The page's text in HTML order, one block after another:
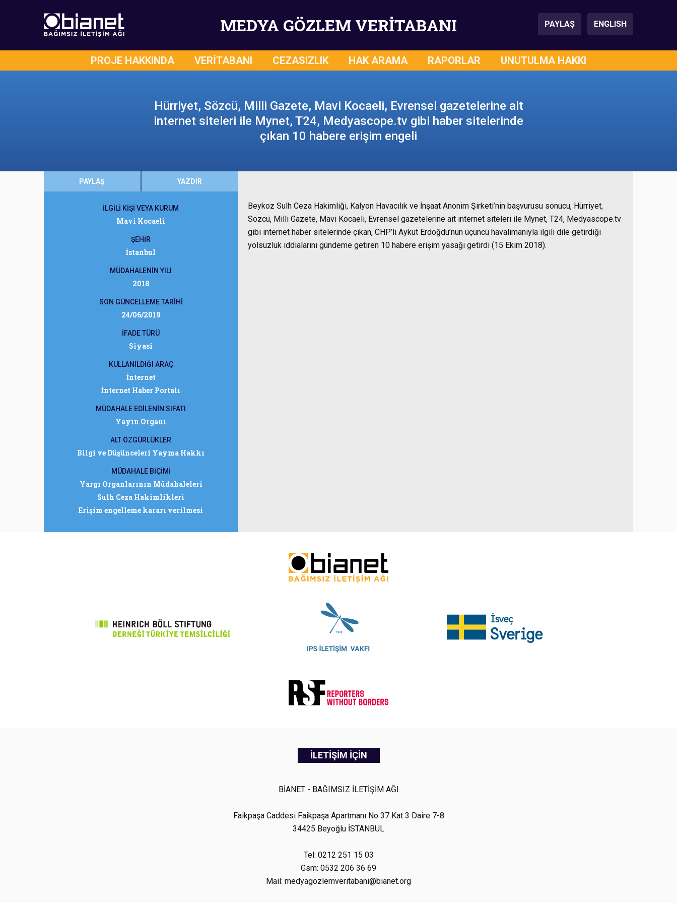
MEDYA GÖZLEM VERİTABANI PAYLAŞ ENGLISH
PROJE HAKKINDA VERİTABANI CEZASIZLIK HAK ARAMA RAPORLAR UNUTULMA HAKKI
Hürriyet, Sözcü, Milli Gazete, Mavi Kocaeli, Evrensel gazetelerine ait
internet siteleri ile Mynet, T24, Medyascope.tv gibi haber sitelerinde
çıkan 10 habere erişim engeli
PAYLAŞ YAZDIR
İLGİLİ KİŞİ VEYA KURUM
Mavi Kocaeli
ŞEHİR
İstanbul
MÜDAHALENİN YILI
2018
SON GÜNCELLEME TARİHİ
24/06/2019
İFADE TÜRÜ
Siyasi
KULLANILDIĞI ARAÇ
İnternet
İnternet Haber Portalı
MÜDAHALE EDİLENİN SIFATI
Yayın Organı
ALT ÖZGÜRLÜKLER
Bilgi ve Düşünceleri Yayma Hakkı
MÜDAHALE BİÇİMİ
Yargı Organlarının Müdahaleleri
Sulh Ceza Hakimlikleri
Erişim engelleme kararı verilmesi
Beykoz Sulh Ceza Hakimliği, Kalyon Havacılık ve İnşaat Anonim Şirketi’nin başvurusu sonucu, Hürriyet,
Sözcü, Milli Gazete, Mavi Kocaeli, Evrensel gazetelerine ait internet siteleri ile Mynet, T24, Medyascope.tv
gibi internet haber sitelerinde çıkan, CHP’li Aykut Erdoğdu’nun üçüncü havalimanıyla ilgili dile getirdiği
yolsuzluk iddialarını gündeme getiren 10 habere erişim yasağı getirdi (15 Ekim 2018).
İLETİŞİM İÇİN
BİANET - BAĞIMSIZ İLETİŞİM AĞI
Faikpaşa Caddesi Faikpaşa Apartmanı No 37 Kat 3 Daire 7-8
34425 Beyoğlu İSTANBUL
Tel: 0212 251 15 03
Gsm: 0532 206 36 69
Mail: medyagozlemveritabani@bianet.org